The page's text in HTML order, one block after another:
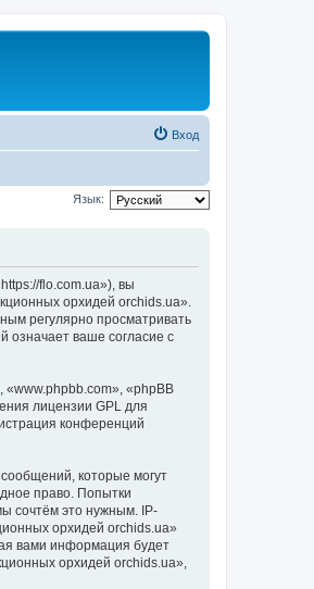
Вход
Язык:
flo.com.ua»), вы
орхидей orchids.ua».
регулярно просматривать
означает ваше согласие с
«phpBB
лицензии GPL для
конференций
которые могут
право. Попытки
сочтём это нужным. IP-
орхидей orchids.ua»
вами информация будет
орхидей orchids.ua»,